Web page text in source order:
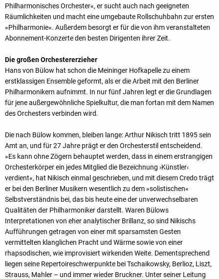
Philharmonisches Orchester«, er sucht auch nach geeigneten
Räumlichkeiten und macht eine umgebaute Rollschuhbahn zur ersten
»Philharmonie«. Außerdem besorgt er für die von ihm veranstalteten
Abonnement-Konzerte den besten Dirigenten ihrer Zeit.
Die großen Orchestererzieher
Hans von Bülow hat schon die Meininger Hofkapelle zu einem
erstklassigen Ensemble geformt, als er die Arbeit mit den Berliner
Philharmonikern aufnimmt. In nur fünf Jahren legt er die Grundlagen
für jene außergewöhnliche Spielkultur, die man fortan mit dem Namen
des Orchesters verbinden wird.
Die nach Bülow kommen, bleiben lange: Arthur Nikisch tritt 1895 sein
Amt an, und für 27 Jahre prägt er den Orchesterstil entscheidend.
»Es kann ohne Zögern behauptet werden, dass in einem erstrangigen
Orchesterkörper ein jedes Mitglied die Bezeichnung ›Künstler‹
verdient«, hat Nikisch einmal geschrieben, und mit diesem Credo trägt
er bei den Berliner Musikern wesentlich zu dem »solistischen«
Selbstverständnis bei, das bis heute eine der unverwechselbaren
Qualitäten der Philharmoniker darstellt. Waren Bülows
Interpretationen von eher analytischer Brillanz, so sind Nikischs
Aufführungen getragen von einer mit sparsamsten Gesten
vermittelten klanglichen Pracht und Wärme sowie von einer
rhapsodischen, wie improvisiert wirkenden Weite. Dementsprechend
liegen seine Repertoireschwerpunkte bei Tschaikowsky, Berlioz, Liszt,
Strauss, Mahler – und immer wieder Bruckner. Unter seiner Leitung